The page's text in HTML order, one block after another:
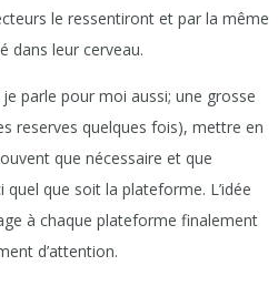
le ressentiront et par la même
dans leur cerveau.
parle pour moi aussi; une grosse
reserves quelques fois), mettre en
que nécessaire et que
que soit la plateforme. L’idée
à chaque plateforme finalement
d’attention.